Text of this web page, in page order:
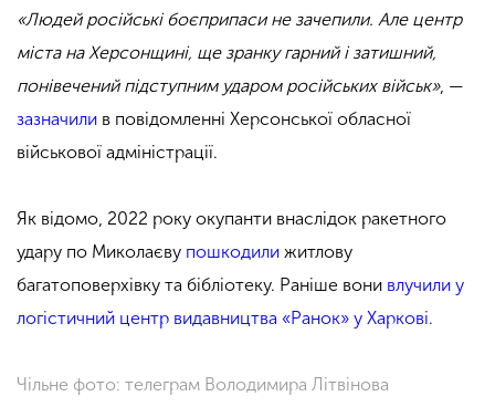
«Людей російські боєприпаси не зачепили. Але центр
міста на Херсонщині, ще зранку гарний і затишний,
понівечений підступним ударом російських військ», —
зазначили в повідомленні Херсонської обласної
військової адміністрації.
Як відомо, 2022 року окупанти внаслідок ракетного
удару по Миколаєву пошкодили житлову
багатоповерхівку та бібліотеку. Раніше вони влучили у
логістичний центр видавництва «Ранок» у Харкові.
Чільне фото: телеграм Володимира Літвінова